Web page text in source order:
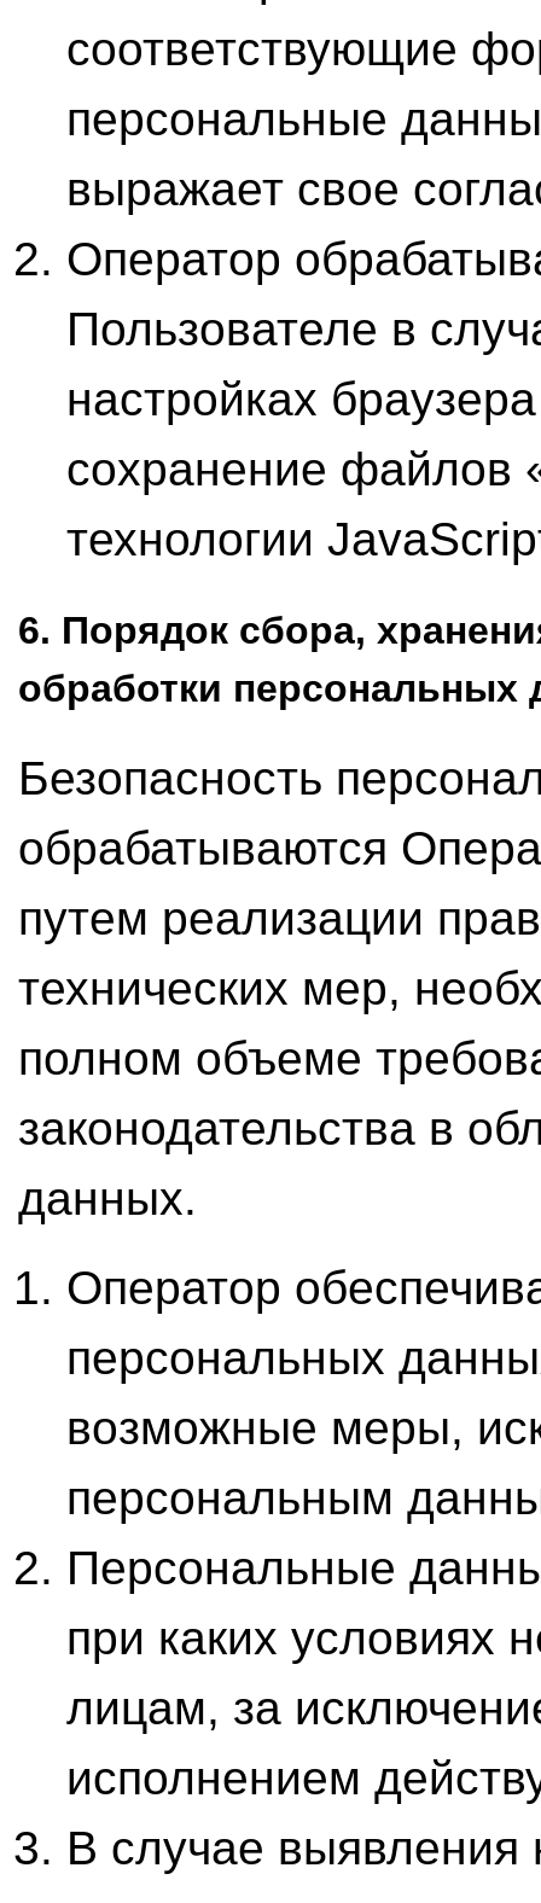
соответствующие
персональные
выражает свое
Оператор
Пользователе в
настройках
сохранение файлов
технологии
6. Порядок сбора,
обработки
Безопасность
обрабатываются
путем реализации
технических мер,
полном объеме
законодательства в
данных.
Оператор
персональных
возможные меры,
персональным
Персональные
при каких условиях
лицам, за
исполнением
В случае выявления